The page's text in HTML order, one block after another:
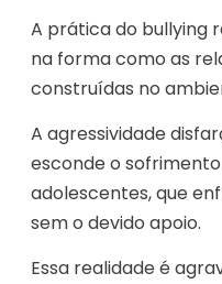
A prática do bullying
na forma como as
construídas no
A agressividade
esconde o
adolescentes, que
sem o devido apoio.
Essa realidade é